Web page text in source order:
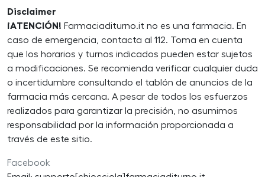
Disclaimer
¡ATENCIÓN! Farmaciaditurno.it no es una farmacia. En
caso de emergencia, contacta al 112. Toma en cuenta
que los horarios y turnos indicados pueden estar sujetos
a modificaciones. Se recomienda verificar cualquier duda
o incertidumbre consultando el tablón de anuncios de la
farmacia más cercana. A pesar de todos los esfuerzos
realizados para garantizar la precisión, no asumimos
responsabilidad por la información proporcionada a
través de este sitio.
Facebook